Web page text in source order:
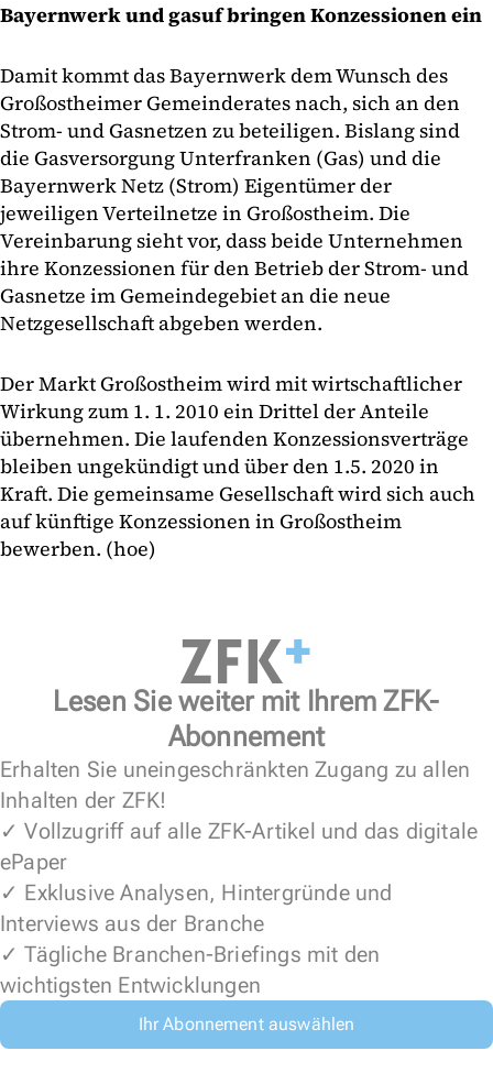
Bayernwerk und gasuf bringen Konzessionen ein
Damit kommt das Bayernwerk dem Wunsch des
Großostheimer Gemeinderates nach, sich an den
Strom- und Gasnetzen zu beteiligen. Bislang sind
die Gasversorgung Unterfranken (Gas) und die
Bayernwerk Netz (Strom) Eigentümer der
jeweiligen Verteilnetze in Großostheim. Die
Vereinbarung sieht vor, dass beide Unternehmen
ihre Konzessionen für den Betrieb der Strom- und
Gasnetze im Gemeindegebiet an die neue
Netzgesellschaft abgeben werden.
Der Markt Großostheim wird mit wirtschaftlicher
Wirkung zum 1. 1. 2010 ein Drittel der Anteile
übernehmen. Die laufenden Konzessionsverträge
bleiben ungekündigt und über den 1.5. 2020 in
Kraft. Die gemeinsame Gesellschaft wird sich auch
auf künftige Konzessionen in Großostheim
bewerben. (hoe)
Lesen Sie weiter mit Ihrem ZFK-
Abonnement
Erhalten Sie uneingeschränkten Zugang zu allen
Inhalten der ZFK!
✓ Vollzugriff auf alle ZFK-Artikel und das digitale
ePaper
✓ Exklusive Analysen, Hintergründe und
Interviews aus der Branche
✓ Tägliche Branchen-Briefings mit den
wichtigsten Entwicklungen
Ihr Abonnement auswählen